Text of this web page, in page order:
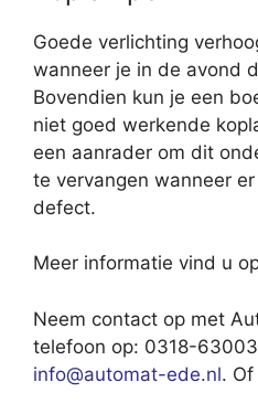
Goede verlichting
wanneer je in de avond
Bovendien kun je een
niet goed werkende
een aanrader om dit
te vervangen wanneer
defect.
Meer informatie vind u
Neem contact op met
telefoon op: 0318-
info@automat-ede.nl.